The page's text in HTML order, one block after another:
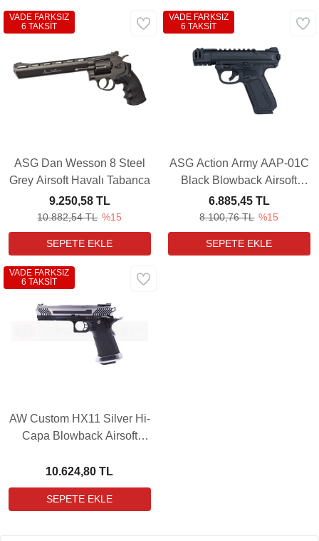
ASG Dan Wesson 8 Steel
Grey Airsoft Havalı Tabanca
10.882,54 TL %15
9.250,58 TL
VADE FARKSIZ
6 TAKSİT
ASG Action Army AAP-01C
Black Blowback Airsoft
Havalı Tabanca
8.100,76 TL %15
6.885,45 TL
VADE FARKSIZ
6 TAKSİT
AW Custom HX11 Silver Hi-
Capa Blowback Airsoft
10.624,80 TL
VADE FARKSIZ
6 TAKSİT